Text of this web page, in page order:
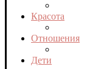
Красота
Отношения
Дети